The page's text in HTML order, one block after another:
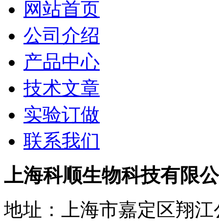
网站首页
公司介绍
产品中心
技术文章
实验订做
联系我们
上海科顺生物科技有限
地址：上海市嘉定区翔江